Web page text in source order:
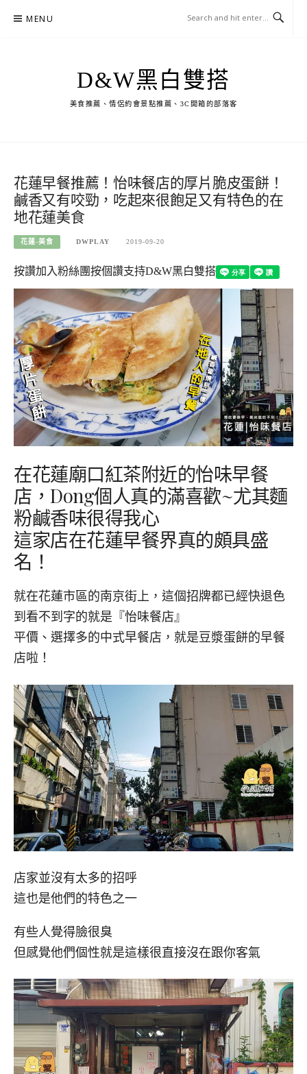
MENU
D&W黑白雙搭
美食推薦、情侶約會景點推薦、3C開箱的部落客
花蓮早餐推薦！怡味餐店的厚片脆皮蛋餅！
鹹香又有咬勁，吃起來很飽足又有特色的在
地花蓮美食
花蓮-美食 DWPLAY 2019-09-20
按讚加入粉絲團按個讚支持D&W黑白雙搭
在花蓮廟口紅茶附近的怡味早餐
店，Dong個人真的滿喜歡~尤其麵
粉鹹香味很得我心
這家店在花蓮早餐界真的頗具盛
名！
就在花蓮市區的南京街上，這個招牌都已經快退色
到看不到字的就是『怡味餐店』
平價、選擇多的中式早餐店，就是豆漿蛋餅的早餐
店啦！
店家並沒有太多的招呼
這也是他們的特色之一
有些人覺得臉很臭
但感覺他們個性就是這樣很直接沒在跟你客氣